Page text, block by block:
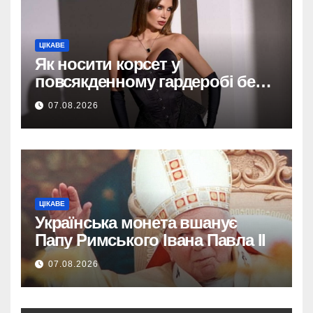
ЦІКАВЕ
Як носити корсет у
повсякденному гардеробі без
надмірної театральності
07.08.2026
ЦІКАВЕ
Українська монета вшанує
Папу Римського Івана Павла II
07.08.2026